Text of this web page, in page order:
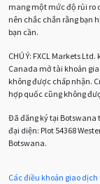
CHF COVI-
Chuyên gia cố
Con số xu hướng
mang một mức độ rủi ro
nên chắc chắn rằng bạn
bạn cần.
CHÚ Ý: FXCL Markets
Canada mở tài khoản
không được chấp nhận.
hợp quốc cũng không
Đã đăng ký tại Botswana
đại diện: Plot 54368
Botswana.
Các điều khoản giao dịch